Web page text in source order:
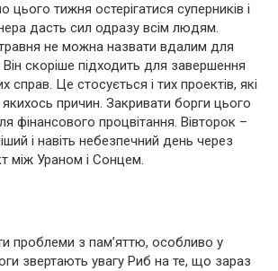
цього тижня остерігатися суперників і
дасть сил одразу всім людям.
не можна назвати вдалим для
скоріше підходить для завершення
справ. Це стосується і тих проектів, які
причин. Закривати борги цього
фінансового процвітання. Вівторок –
і навіть небезпечний день через
між Ураном і Сонцем.
проблеми з пам’яттю, особливо у
звертають увагу Риб на те, що зараз